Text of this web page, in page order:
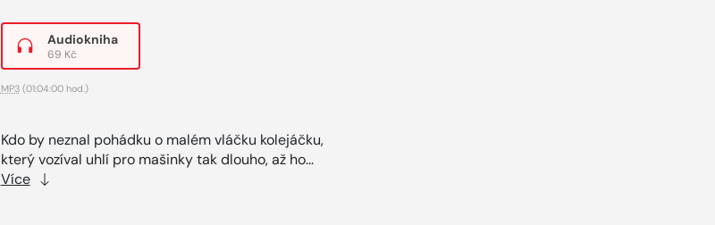
Audiokniha
69 Kč
MP3(01:04:00 hod.)
Kdo by neznal pohádku o malém vláčku kolejáčku,
který vozíval uhlí pro mašinky tak dlouho, až ho...
Více